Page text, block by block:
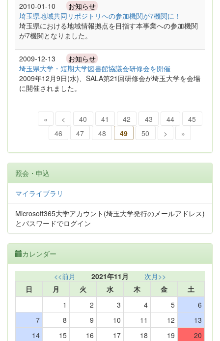
2010-01-10 お知らせ
埼玉県地域共同リポジトリへの参加機関が7機関に！
埼玉県における地域情報拠点を目指す本事業への参加機関
が7機関となりました。
2009-12-13 お知らせ
埼玉県大学・短期大学図書館協議会研修会を開催
2009年12月9日(水)、SALA第21回研修会が埼玉大学を会場
に開催されました。
« < 40 41 42 43 44
45
46
47 48 49 50 > »
照会・申込
マイライブラリ
Microsoft365大学アカウント(埼玉大学発行のメールアドレス)
とパスワードでログイン
カレンダー
<<前月 2021年11月
次月>>
日
月 火 水 木 金
土
1
2 3 4 5
6
7
8 9 10 11 12
13
14
15 16 17 18 19
20